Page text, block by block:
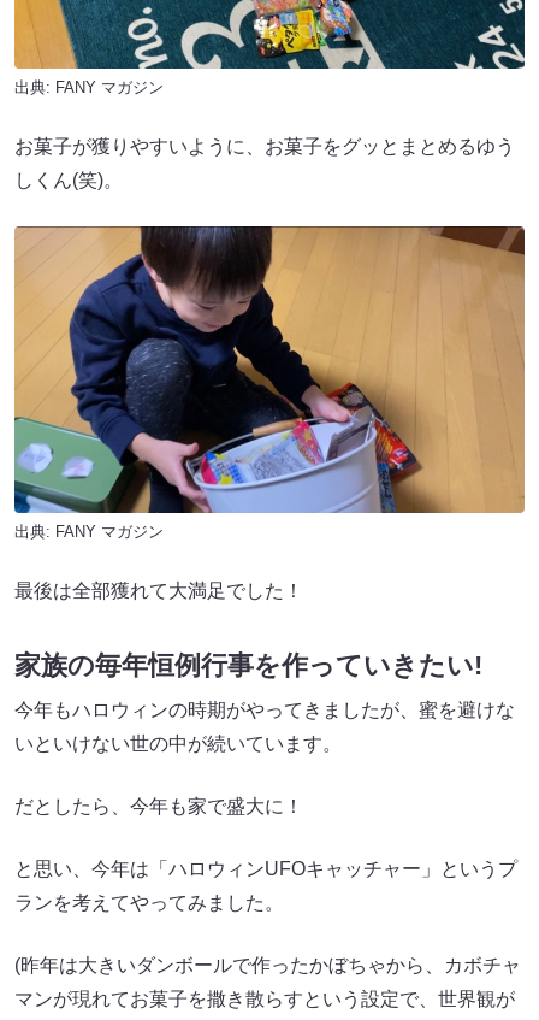
出典: FANY マガジン
お菓子が獲りやすいように、お菓子をグッとまとめるゆう
しくん(笑)。
出典: FANY マガジン
最後は全部獲れて大満足でした！
家族の毎年恒例行事を作っていきたい!
今年もハロウィンの時期がやってきましたが、蜜を避けな
いといけない世の中が続いています。
だとしたら、今年も家で盛大に！
と思い、今年は「ハロウィンUFOキャッチャー」というプ
ランを考えてやってみました。
(昨年は大きいダンボールで作ったかぼちゃから、カボチャ
マンが現れてお菓子を撒き散らすという設定で、世界観が